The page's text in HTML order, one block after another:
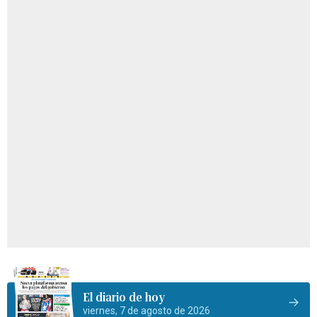
El diario de hoy
viernes, 7 de agosto de 2026